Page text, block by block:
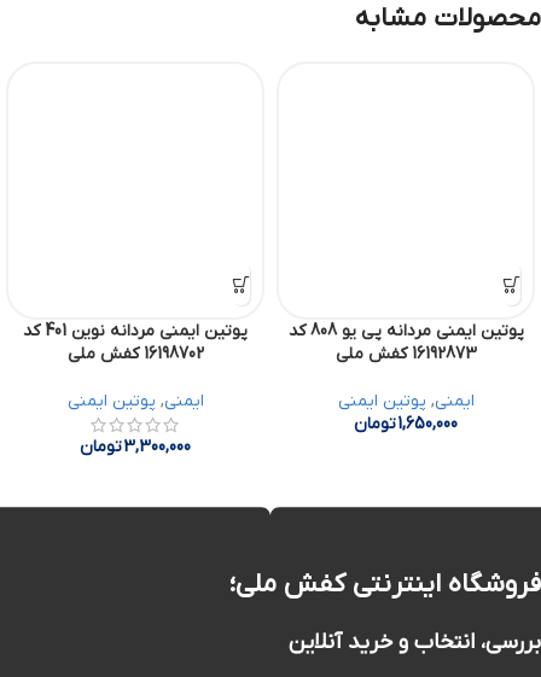
محصولات مشابه
پوتین ایمنی مردانه پی یو 808 کد
16192873 کفش ملی
ایمنی, پوتین ایمنی
1,650,000تومان
پوتین ایمنی مردانه نوین 401 کد
16198702 کفش ملی
ایمنی, پوتین ایمنی
3,300,000تومان
فروشگاه اینترنتی کفش ملی؛
بررسی، انتخاب و خرید آنلاین